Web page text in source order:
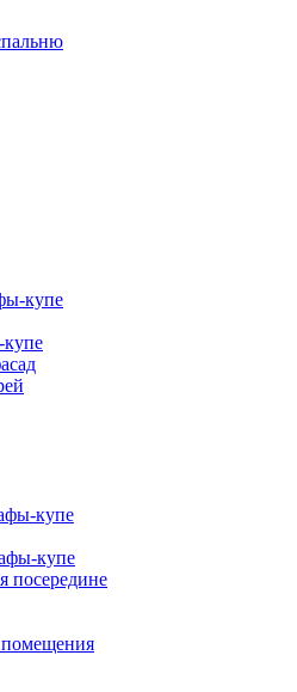
купе
купе
купе
посередине
помещения